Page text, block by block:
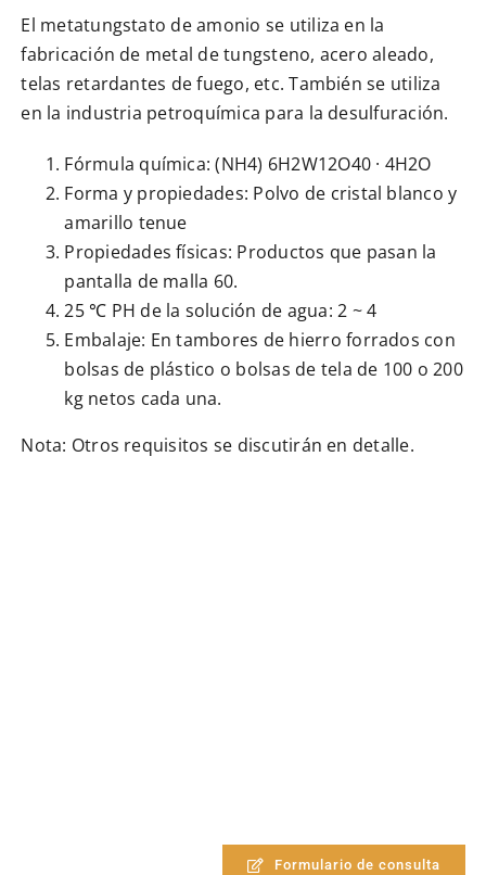
El metatungstato de amonio se utiliza en la
fabricación de metal de tungsteno, acero aleado,
telas retardantes de fuego, etc. También se utiliza
en la industria petroquímica para la desulfuración.
Fórmula química: (NH4) 6H2W12O40 · 4H2O
Forma y propiedades: Polvo de cristal blanco y
amarillo tenue
Propiedades físicas: Productos que pasan la
pantalla de malla 60.
25 ℃ PH de la solución de agua: 2 ~ 4
Embalaje: En tambores de hierro forrados con
bolsas de plástico o bolsas de tela de 100 o 200
kg netos cada una.
Nota: Otros requisitos se discutirán en detalle.
Formulario de consulta